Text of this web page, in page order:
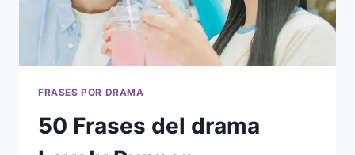
FRASES POR DRAMA
50 Frases del drama